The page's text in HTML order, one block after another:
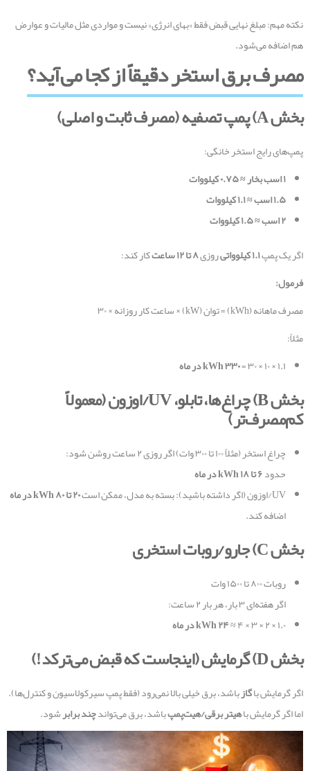
نکته مهم: مبلغ نهایی قبض فقط «بهای انرژی» نیست و مواردی مثل مالیات و عوارض
هم اضافه می‌شود.
مصرف برق استخر دقیقاً از کجا می‌آید؟
بخشA) پمپ تصفیه (مصرف ثابت و اصلی)
پمپ‌های رایج استخر خانگی:
۱اسب بخار ≈۰.۷۵کیلووات
۱.۵اسب ≈۱.۱کیلووات
۲اسب ≈۱.۵کیلووات
اگر یک پمپ۱.۱کیلوواتیروزی۸تا۱۲ساعتکار کند:
فرمول:
مصرف ماهانه (kWh) = توان (kW) × ساعت کار روزانه × ۳۰
مثلاً:
۱.۱ × ۱۰ × ۳۰ =
۳۳۰ در ماه
بخشB) چراغ‌ها، تابلو،UV/اوزون (معمولاً
کم‌مصرف‌تر)
چراغ استخر (مثلاً ۱۰۰ تا ۳۰۰ وات) اگر روزی ۲ ساعت روشن شود:
حدود۶تا۱۸
در ماه
UV/اوزون (اگر داشته باشید): بسته به مدل، ممکن است
۲۰تا۸۰
در ماه
اضافه کند.
بخش جارو/روبات استخری
روبات ۸۰۰ تا ۱۵۰۰ وات
اگر هفته‌ای ۳ بار، هر بار ۲ ساعت:
۱.۰ × ۲ × ۳ × ۴ ≈
۲۴ در ماه
بخش گرمایش (اینجاست که قبض می‌ترکد!)
اگر گرمایش باگازباشد، برق خیلی بالا نمی‌رود (فقط پمپ سیرکولاسیون و کنترل‌ها).
اما اگر گرمایش باهیتر برقی/هیت‌پمپباشد، برق می‌تواندچند برابرشود.